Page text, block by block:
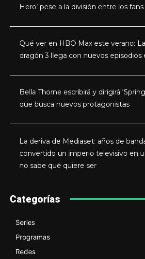
Hero’ pese a la división entre los fans
Qué ver en HBO Max este verano:
dragón 3 llega con nuevos episodios
Bella Thorne escribirá y dirigirá
que busca nuevos protagonistas
La deriva de Mediaset: años de
convertido un imperio televisivo en
no sabe qué quiere ser
Categorías
Series
Programas
Redes